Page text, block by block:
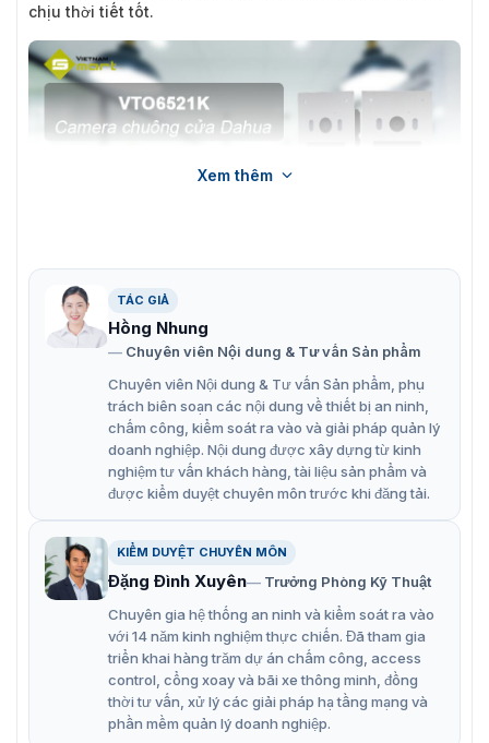
chịu thời tiết tốt.
Camera chuông cửa Dahua VTO6521K
Camera Dahua VTO6521K có tính năng
Dahua VTO6521K là một thiết bị chuông cửa hình ảnh IP
hiện đại, tích hợp nhiều tính năng hữu ích, mang đến trải
nghiệm an ninh thông minh cho ngôi nhà của bạn.
Camera 2MP CMOS với công nghệ WDR giúp hình
ảnh sắc nét, rõ ràng ngay cả trong điều kiện ánh
sáng yếu.
Màn hình LCD 4.3 inch với độ phân giải cao giúp bạn
quan sát dễ dàng.
Hỗ trợ mở khóa bằng mật khẩu, thẻ từ, mã QR và điều
khiển từ xa.
Xem thêm
TÁC GIẢ
Hồng Nhung
Chuyên viên Nội dung & Tư vấn Sản phẩm
Chuyên viên Nội dung & Tư vấn Sản phẩm, phụ
trách biên soạn các nội dung về thiết bị an ninh,
chấm công, kiểm soát ra vào và giải pháp quản lý
doanh nghiệp. Nội dung được xây dựng từ kinh
nghiệm tư vấn khách hàng, tài liệu sản phẩm và
được kiểm duyệt chuyên môn trước khi đăng tải.
KIỂM DUYỆT CHUYÊN MÔN
Đặng Đình Xuyên
Trưởng Phòng Kỹ Thuật
Chuyên gia hệ thống an ninh và kiểm soát ra vào
với 14 năm kinh nghiệm thực chiến. Đã tham gia
triển khai hàng trăm dự án chấm công, access
control, cổng xoay và bãi xe thông minh, đồng
thời tư vấn, xử lý các giải pháp hạ tầng mạng và
phần mềm quản lý doanh nghiệp.